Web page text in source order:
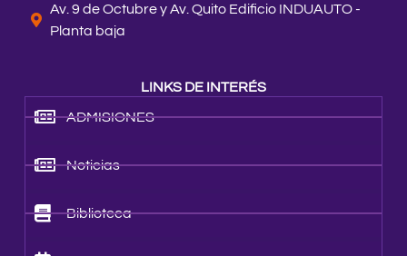
LINKS DE INTERÉS
ADMISIONES
Noticias
Biblioteca
Av. 9 de Octubre y Av. Quito Edificio INDUAUTO -
Planta baja